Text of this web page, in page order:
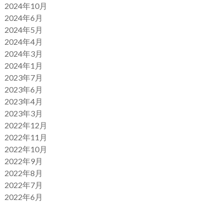
2024年10月
2024年6月
2024年5月
2024年4月
2024年3月
2024年1月
2023年7月
2023年6月
2023年4月
2023年3月
2022年12月
2022年11月
2022年10月
2022年9月
2022年8月
2022年7月
2022年6月